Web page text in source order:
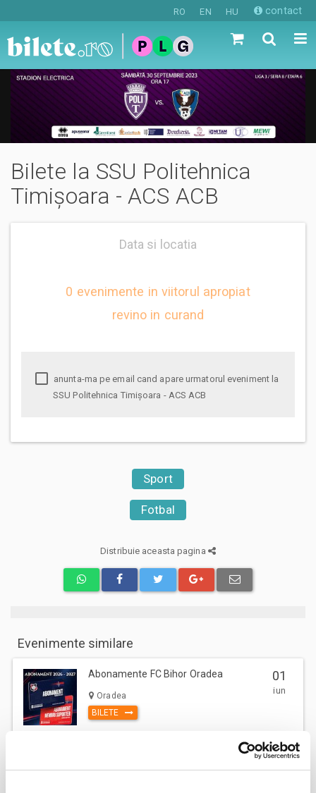
RO EN HU contact
Bilete la SSU Politehnica
Timișoara - ACS ACB
Data si locatia
0 evenimente in viitorul apropiat
revino in curand
SSU Politehnica Timișoara - ACS ACB
Sport
Fotbal
Distribuie aceasta pagina
Evenimente similare
Abonamente FC Bihor Oradea
Oradea
BILETE
01
iun
Abonamente Farul Constanta 05